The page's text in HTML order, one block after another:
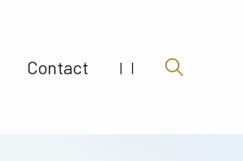
Contact | |